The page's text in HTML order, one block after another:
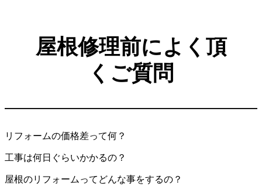
屋根修理前によく頂
くご質問
リフォームの価格差って何？
工事は何日ぐらいかかるの？
屋根のリフォームってどんな事をするの？